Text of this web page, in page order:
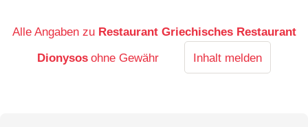
Alle Angaben zu Restaurant Griechisches Restaurant
Dionysos ohne Gewähr Inhalt melden